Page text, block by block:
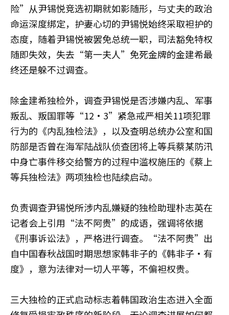
险”从尹锡悦竞选初期就如影随形，与丈夫的政治
命运深度绑定，护妻心切的尹锡悦始终采取袒护的
态度，随着尹锡悦被罢免总统一职，司法豁免特权
随即失效，失去“第一夫人”免死金牌的金建希最
终还是躲不过调查。
除金建希独检外，调查尹锡悦是否涉嫌内乱、军事
叛乱、叛国罪等“12·3”紧急戒严相关11项犯罪
行为的《内乱独检法》，以及查明总统办公室和国
防部是否曾在海军陆战队侦查团将上等兵蔡某防汛
中身亡事件移交给警方的过程中滥权施压的《蔡上
等兵独检法》两项独检也陆续启动。
负责调查尹锡悦所涉内乱嫌疑的独检助理朴志英在
记者会上引用“法不阿贵”的成语，强调将依据
《刑事诉讼法》，严格进行调查。“法不阿贵”出
自中国春秋战国时期思想家韩非子的《韩非子·有
度》，意为法律对一切人平等，不偏袒权贵。
三大独检的正式启动标志着韩国政治生态进入全面